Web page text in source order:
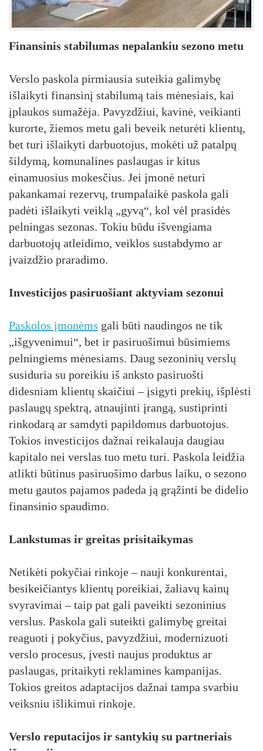
Finansinis stabilumas nepalankiu sezono metu
Verslo paskola pirmiausia suteikia galimybę
išlaikyti finansinį stabilumą tais mėnesiais, kai
įplaukos sumažėja. Pavyzdžiui, kavinė, veikianti
kurorte, žiemos metu gali beveik neturėti klientų,
bet turi išlaikyti darbuotojus, mokėti už patalpų
šildymą, komunalines paslaugas ir kitus
einamuosius mokesčius. Jei įmonė neturi
pakankamai rezervų, trumpalaikė paskola gali
padėti išlaikyti veiklą „gyvą“, kol vėl prasidės
pelningas sezonas. Tokiu būdu išvengiama
darbuotojų atleidimo, veiklos sustabdymo ar
įvaizdžio praradimo.
Investicijos pasiruošiant aktyviam sezonui
Paskolos įmonėms gali būti naudingos ne tik
„išgyvenimui“, bet ir pasiruošimui būsimiems
pelningiems mėnesiams. Daug sezoninių verslų
susiduria su poreikiu iš anksto pasiruošti
didesniam klientų skaičiui – įsigyti prekių, išplėsti
paslaugų spektrą, atnaujinti įrangą, sustiprinti
rinkodarą ar samdyti papildomus darbuotojus.
Tokios investicijos dažnai reikalauja daugiau
kapitalo nei verslas tuo metu turi. Paskola leidžia
atlikti būtinus pasiruošimo darbus laiku, o sezono
metu gautos pajamos padeda ją grąžinti be didelio
finansinio spaudimo.
Lankstumas ir greitas prisitaikymas
Netikėti pokyčiai rinkoje – nauji konkurentai,
besikeičiantys klientų poreikiai, žaliavų kainų
svyravimai – taip pat gali paveikti sezoninius
verslus. Paskola gali suteikti galimybę greitai
reaguoti į pokyčius, pavyzdžiui, modernizuoti
verslo procesus, įvesti naujus produktus ar
paslaugas, pritaikyti reklamines kampanijas.
Tokios greitos adaptacijos dažnai tampa svarbiu
veiksniu išlikimui rinkoje.
Verslo reputacijos ir santykių su partneriais